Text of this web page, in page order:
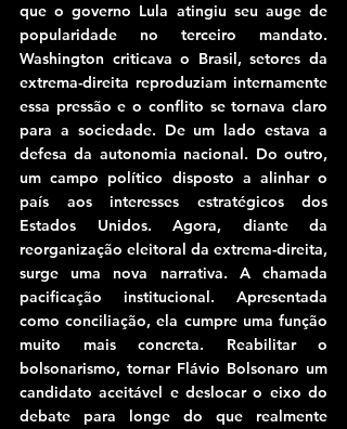
que o governo Lula atingiu seu auge de
popularidade no terceiro mandato.
Washington criticava o Brasil, setores da
extrema-direita reproduziam internamente
essa pressão e o conflito se tornava claro
para a sociedade. De um lado estava a
defesa da autonomia nacional. Do outro,
um campo político disposto a alinhar o
país aos interesses estratégicos dos
Estados Unidos. Agora, diante da
reorganização eleitoral da extrema-direita,
surge uma nova narrativa. A chamada
pacificação institucional. Apresentada
como conciliação, ela cumpre uma função
muito mais concreta. Reabilitar o
bolsonarismo, tornar Flávio Bolsonaro um
candidato aceitável e deslocar o eixo do
debate para longe do que realmente